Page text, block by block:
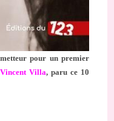
pour un premier
Vincent Villa, paru ce 10